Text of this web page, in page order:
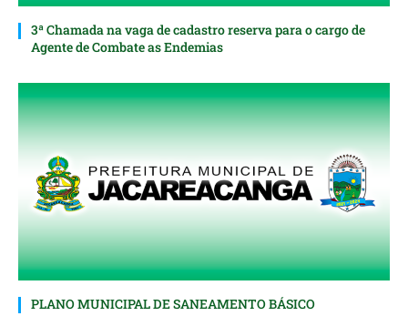
3ª Chamada na vaga de cadastro reserva para o cargo de
Agente de Combate as Endemias
PLANO MUNICIPAL DE SANEAMENTO BÁSICO